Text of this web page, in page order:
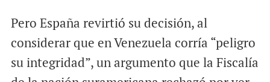
Pero España revirtió su decisión, al
considerar que en Venezuela corría “peligro
su integridad”, un argumento que la Fiscalía